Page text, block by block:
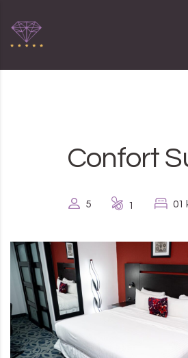
Confort
5 1 01